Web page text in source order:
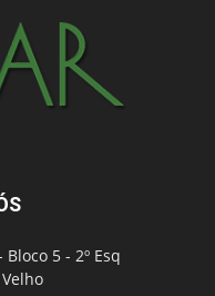
5 - 2º Esq